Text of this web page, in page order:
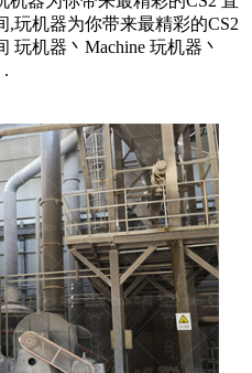
,玩机器为你带来最精彩的CS2
玩机器丶Machine 玩机器丶
.